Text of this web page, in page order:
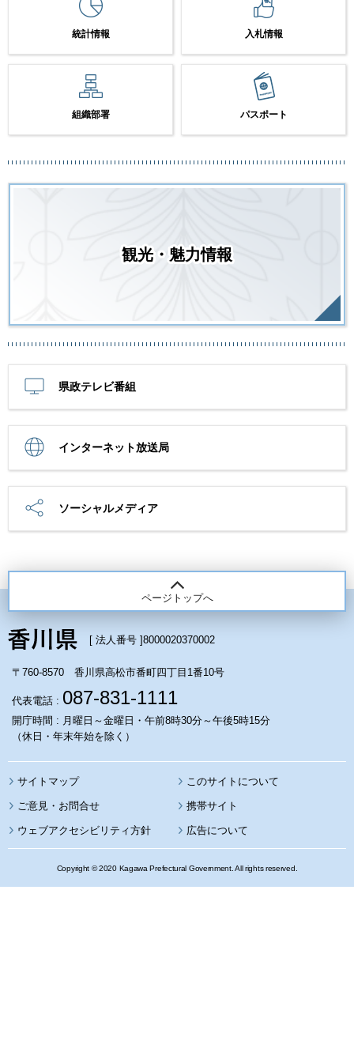
統計情報 入札情報
組織部署 パスポート
観光・魅力情報
県政テレビ番組
インターネット放送局
ソーシャルメディア
ページトップへ
[ 法人番号 ]8000020370002
〒760-8570 香川県高松市番町四丁目1番10号
代表電話 : 087-831-1111
開庁時間 : 月曜日～金曜日・午前8時30分～午後5時15分
（休日・年末年始を除く）
サイトマップ このサイトについて
携帯サイト
ウェブアクセシビリティ方針 広告について
Copyright © 2020 Kagawa Prefectural Government. All rights reserved.